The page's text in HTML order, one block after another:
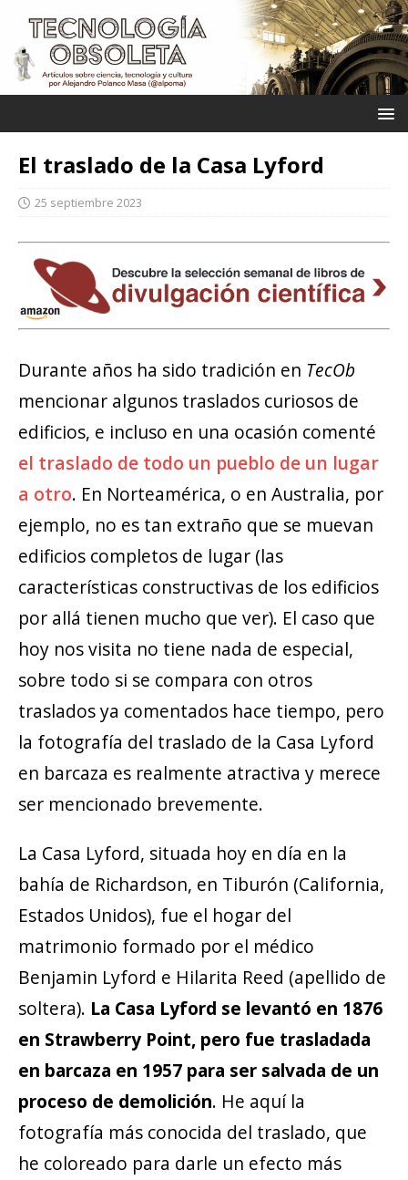
El traslado de la Casa Lyford
25 septiembre 2023
Durante años ha sido tradición en TecOb
mencionar algunos traslados curiosos de
edificios, e incluso en una ocasión comenté
el traslado de todo un pueblo de un lugar
a otro. En Norteamérica, o en Australia, por
ejemplo, no es tan extraño que se muevan
edificios completos de lugar (las
características constructivas de los edificios
por allá tienen mucho que ver). El caso que
hoy nos visita no tiene nada de especial,
sobre todo si se compara con otros
traslados ya comentados hace tiempo, pero
la fotografía del traslado de la Casa Lyford
en barcaza es realmente atractiva y merece
ser mencionado brevemente.
La Casa Lyford, situada hoy en día en la
bahía de Richardson, en Tiburón (California,
Estados Unidos), fue el hogar del
matrimonio formado por el médico
Benjamin Lyford e Hilarita Reed (apellido de
soltera). La Casa Lyford se levantó en 1876
en Strawberry Point, pero fue trasladada
en barcaza en 1957 para ser salvada de un
proceso de demolición. He aquí la
fotografía más conocida del traslado, que
he coloreado para darle un efecto más